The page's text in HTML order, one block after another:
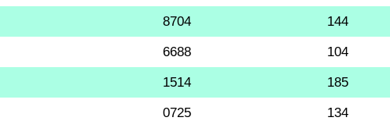
8704 144
6688 104
1514 185
0725 134